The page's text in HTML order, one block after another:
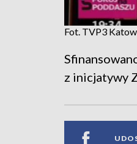
Fot. TVP3
z inicjatywy